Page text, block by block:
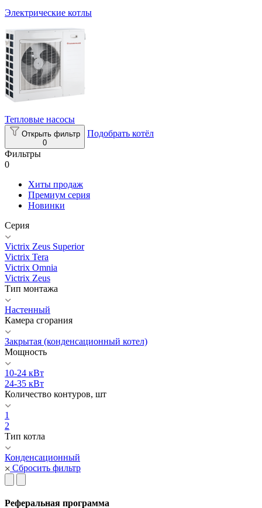
Электрические котлы
Тепловые насосы
Открыть фильтр
0
Подобрать котёл
Фильтры
0
Хиты продаж
Премиум серия
Новинки
Серия
Victrix Zeus Superior
Victrix Tera
Victrix Omnia
Victrix Zeus
Тип монтажа
Настенный
Камера сгорания
Закрытая (конденсационный котел)
Мощность
10-24 кВт
24-35 кВт
Количество контуров, шт
1
2
Тип котла
Конденсационный
Сбросить фильтр
Реферальная программа